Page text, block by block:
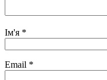
Ім'я *
Email *